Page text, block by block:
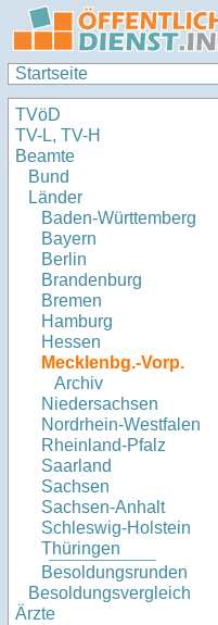
Startseite
TVöD
TV-L, TV-H
Beamte
Bund
Länder
Baden-Württemberg
Bayern
Berlin
Brandenburg
Bremen
Hamburg
Hessen
Mecklenbg.-Vorp.
Archiv
Niedersachsen
Nordrhein-Westfalen
Rheinland-Pfalz
Saarland
Sachsen
Sachsen-Anhalt
Schleswig-Holstein
Thüringen
Besoldungsrunden
Besoldungsvergleich
Ärzte